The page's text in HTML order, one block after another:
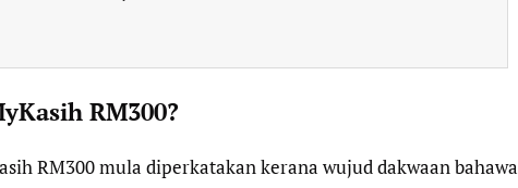
RM300?
RM300 mula diperkatakan kerana wujud dakwaan bahawa